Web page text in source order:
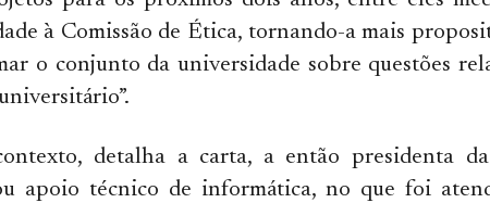
à Comissão de Ética, tornando-a mais
o conjunto da universidade sobre questões
detalha a carta, a então presidenta
apoio técnico de informática, no que foi